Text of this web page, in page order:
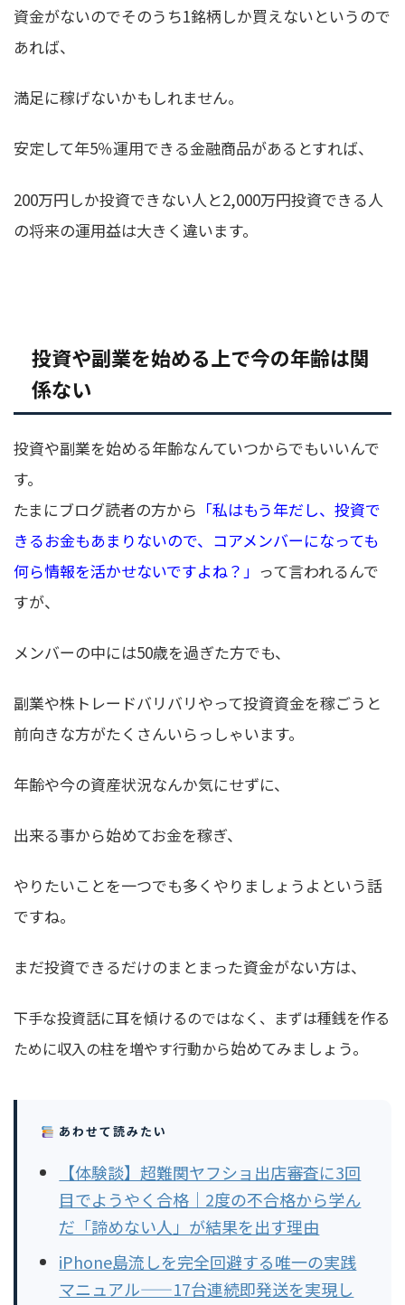
資金がないのでそのうち1銘柄しか買えないというので
あれば、
満足に稼げないかもしれません。
安定して年5％運用できる金融商品があるとすれば、
200万円しか投資できない人と2,000万円投資できる人
の将来の運用益は大きく違います。
投資や副業を始める上で今の年齢は関
係ない
投資や副業を始める年齢なんていつからでもいいんで
す。
たまにブログ読者の方から 「私はもう年だし、投資で
きるお金もあまりないので、コアメンバーになっても
何ら情報を活かせないですよね？」 って言われるんで
すが、
メンバーの中には50歳を過ぎた方でも、
副業や株トレードバリバリやって投資資金を稼ごうと
前向きな方がたくさんいらっしゃいます。
年齢や今の資産状況なんか気にせずに、
出来る事から始めてお金を稼ぎ、
やりたいことを一つでも多くやりましょうよという話
ですね。
まだ投資できるだけのまとまった資金がない方は、
下手な投資話に耳を傾けるのではなく、まずは種銭を作る
ために収入の柱を増やす行動から始めてみましょう。
あわせて読みたい
【体験談】超難関ヤフショ出店審査に3回
目でようやく合格｜2度の不合格から学ん
だ「諦めない人」が結果を出す理由
iPhone島流しを完全回避する唯一の実践
マニュアル——17台連続即発送を実現し